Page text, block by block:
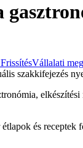
Vállalati
szakkifejezés
és